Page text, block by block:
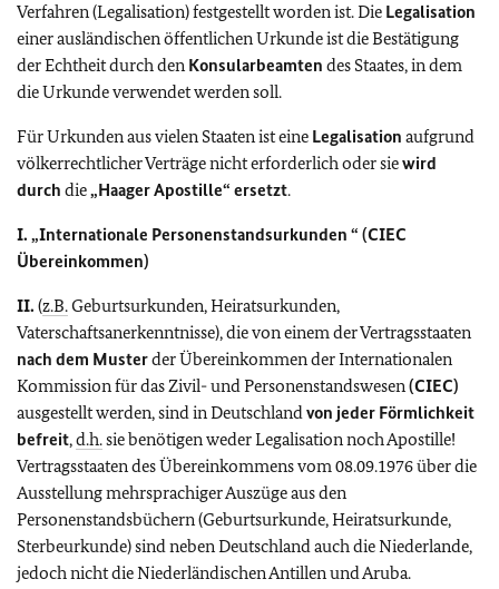
Verfahren (Legalisation) festgestellt worden ist. Die Legalisation
einer ausländischen öffentlichen Urkunde ist die Bestätigung
der Echtheit durch den Konsularbeamten des Staates, in dem
die Urkunde verwendet werden soll.
Für Urkunden aus vielen Staaten ist eine Legalisation aufgrund
völkerrechtlicher Verträge nicht erforderlich oder siewird
durch die„Haager Apostille“ ersetzt.
I. „Internationale Personenstandsurkunden “ (CIEC
Übereinkommen)
II. (z.B.Geburtsurkunden, Heiratsurkunden,
Vaterschaftsanerkenntnisse), die von einem der Vertragsstaaten
nach dem Musterder Übereinkommen der Internationalen
Kommission für das Zivil- und Personenstandswesen(CIEC)
ausgestellt werden, sind in Deutschlandvon jeder Förmlichkeit
befreit,d.h.sie benötigen weder Legalisation noch Apostille!
Vertragsstaaten des Übereinkommens vom 08.09.1976 über die
Ausstellung mehrsprachiger Auszüge aus den
Personenstandsbüchern (Geburtsurkunde, Heiratsurkunde,
Sterbeurkunde) sind neben Deutschland auch die Niederlande,
jedoch nicht die Niederländischen Antillen und Aruba.